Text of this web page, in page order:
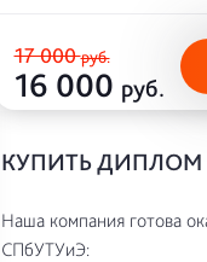
17 000руб.
16 000 руб.
КУПИТЬ ДИПЛОМ
Наша компания готова
СПбУТУиЭ: